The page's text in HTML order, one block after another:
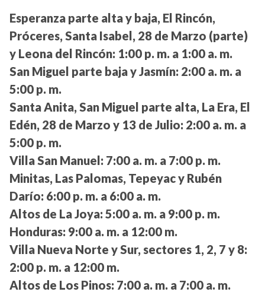
Esperanza parte alta y baja, El Rincón,
Próceres, Santa Isabel, 28 de Marzo (parte)
y Leona del Rincón: 1:00 p. m. a 1:00 a. m.
San Miguel parte baja y Jasmín: 2:00 a. m. a
5:00 p. m.
Santa Anita, San Miguel parte alta, La Era, El
Edén, 28 de Marzo y 13 de Julio: 2:00 a. m. a
5:00 p. m.
Villa San Manuel: 7:00 a. m. a 7:00 p. m.
Minitas, Las Palomas, Tepeyac y Rubén
Darío: 6:00 p. m. a 6:00 a. m.
Altos de La Joya: 5:00 a. m. a 9:00 p. m.
Honduras: 9:00 a. m. a 12:00 m.
Villa Nueva Norte y Sur, sectores 1, 2, 7 y 8:
2:00 p. m. a 12:00 m.
Altos de Los Pinos: 7:00 a. m. a 7:00 a. m.